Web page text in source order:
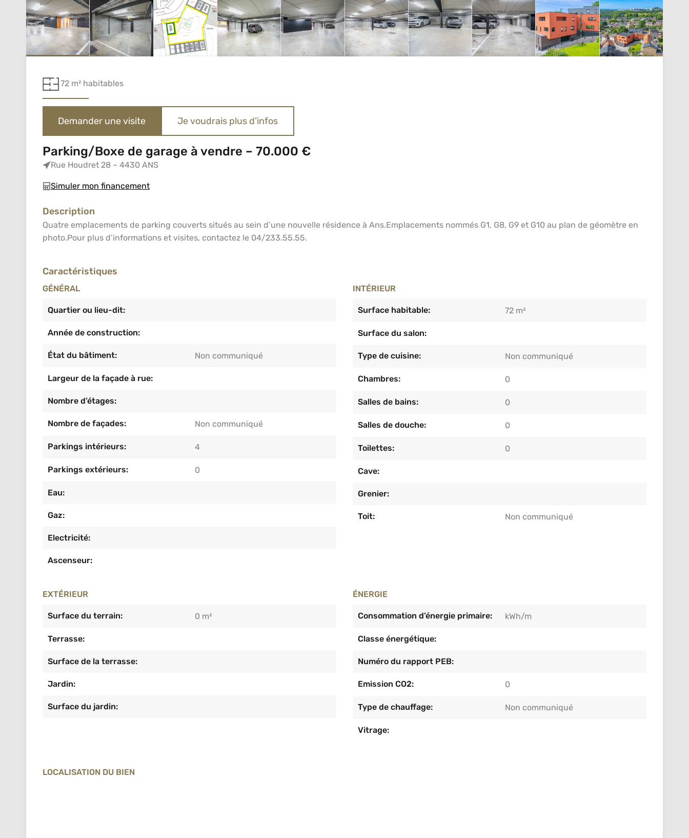
72 m² habitables
Demander une visite Je voudrais plus d’infos
Parking/Boxe de garage à vendre – 70.000 €
Rue Houdret 28 – 4430 ANS
Simuler mon financement
Description
Quatre emplacements de parking couverts situés au sein d’une nouvelle résidence à Ans.Emplacements nommés G1, G8, G9 et G10 au plan de géomètre en
photo.Pour plus d’informations et visites, contactez le 04/233.55.55.
Caractéristiques
GÉNÉRAL
Quartier ou lieu-dit:
Année de construction:
État du bâtiment: Non communiqué
Largeur de la façade à rue:
Nombre d’étages:
Nombre de façades: Non communiqué
Parkings intérieurs: 4
Parkings extérieurs: 0
Eau:
Gaz:
Electricité:
Ascenseur:
INTÉRIEUR
Surface habitable: 72 m²
Surface du salon:
Type de cuisine: Non communiqué
Chambres: 0
Salles de bains: 0
Salles de douche: 0
Toilettes: 0
Cave:
Grenier:
Toit: Non communiqué
EXTÉRIEUR
Surface du terrain: 0 m²
Terrasse:
Surface de la terrasse:
Jardin:
Surface du jardin:
ÉNERGIE
Consommation d’énergie primaire: kWh/m
Classe énergétique:
Numéro du rapport PEB:
Emission CO2: 0
Type de chauffage: Non communiqué
Vitrage:
LOCALISATION DU BIEN